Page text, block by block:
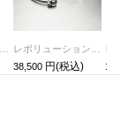
38,500